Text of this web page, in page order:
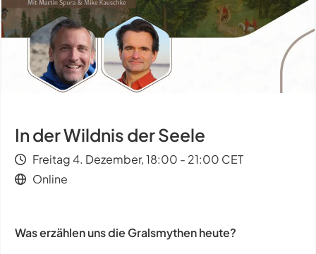
In der Wildnis der Seele
Freitag 4. Dezember, 18:00 - 21:00 CET
Online
Was erzählen uns die Gralsmythen heute?